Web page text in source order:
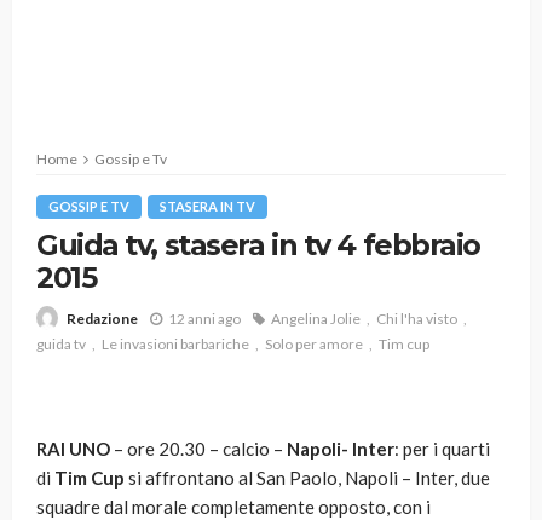
Home Gossip e Tv
GOSSIP E TV STASERA IN TV
Guida tv, stasera in tv 4 febbraio
2015
Redazione 12 anni ago Angelina Jolie
Chi l'ha visto
guida tv
Le invasioni barbariche Solo per amore Tim cup
RAI UNO – ore 20.30 – calcio – Napoli- Inter: per i quarti
di Tim Cup si affrontano al San Paolo, Napoli – Inter, due
squadre dal morale completamente opposto, con i